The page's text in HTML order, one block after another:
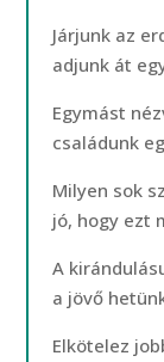
Járjunk az
adjunk át
Egymást
családunk
Milyen sok
jó, hogy ezt
A
a jövő
Elkötelez